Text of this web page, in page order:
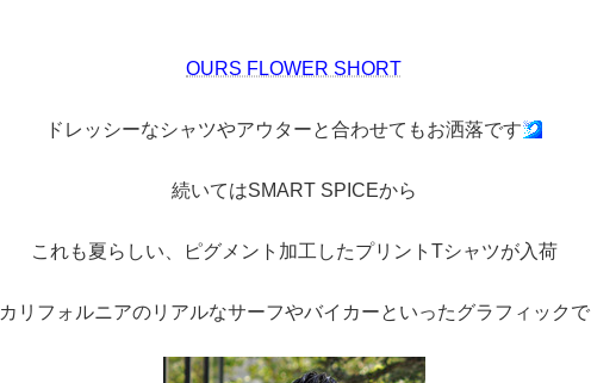
OURS FLOWER SHORT
ドレッシーなシャツやアウターと合わせてもお洒落です
続いてはSMART SPICEから
これも夏らしい、ピグメント加工したプリントTシャツが入荷
カリフォルニアのリアルなサーフやバイカーといったグラフィックで